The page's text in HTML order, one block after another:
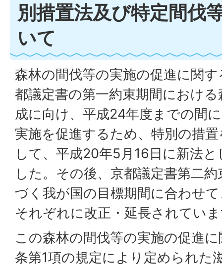
別措置法及び特定間伐
いて
森林の間伐等の実施の促進に関
都議定書の第一約束期間におけ
成に向け、平成24年度までの間
実施を促進するため、特別の措
して、平成20年5月16日に新法
した。その後、京都議定書第二
づく我が国の目標期間に合わせ
それぞれに改正・延長されてい
この森林の間伐等の実施の促進
条第1項の規定により定められた